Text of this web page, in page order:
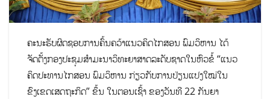
ຄະນະຮັບຜິດຊອບການຄົ້ນຄວ້າແນວຄິດໄກສອນ ພົມວິຫານ ໄດ້
ຈັດຕັ້ງກອງປະຊຸມສຳມະນາວິທະຍາສາດລະດັບຊາດໃນຫົວຂໍ້ “ແນວ
ຄິດປະທານໄກສອນ ພົມວິຫານ ກ່ຽວກັບການປ່ຽນແປງໃໝ່ໃນ
ຂົງເຂດເສດຖະກິດ” ຂຶ້ນ ໃນຕອນເຊົ້າ ຂອງວັນທີ 22 ກັນຍາ